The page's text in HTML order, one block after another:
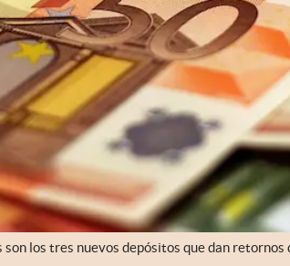
los tres nuevos depósitos que dan retornos